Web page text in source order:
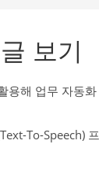
보기
용해 업무 자동
To-Speech)